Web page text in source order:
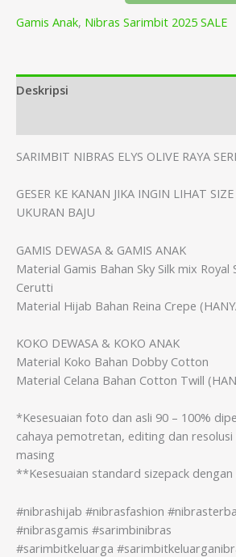
Gamis Anak, Nibras Sarimbit 2025 SALE
Deskripsi
SARIMBIT NIBRAS ELYS OLIVE RAYA
GESER KE KANAN JIKA INGIN LIHAT
UKURAN BAJU
GAMIS DEWASA & GAMIS ANAK
Material Gamis Bahan Sky Silk mix Royal
Cerutti
Material Hijab Bahan Reina Crepe
KOKO DEWASA & KOKO ANAK
Material Koko Bahan Dobby Cotton
Material Celana Bahan Cotton Twill
*Kesesuaian foto dan asli 90 – 100%
cahaya pemotretan, editing dan resolusi
masing
**Kesesuaian standard sizepack dengan
#nibrashijab #nibrasfashion
#nibrasgamis #sarimbinibras
#sarimbitkeluarga